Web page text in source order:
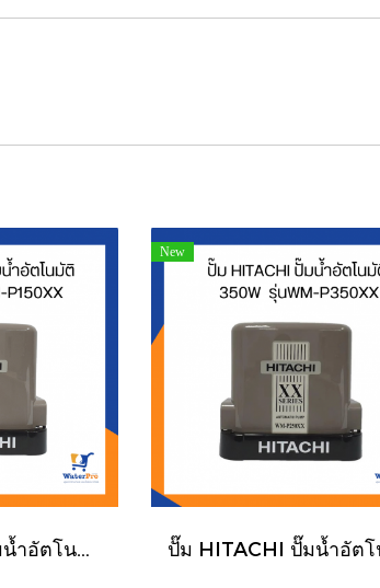
ปั๊ม HITACHI ปั๊มน้ำอัตโนมัติ 150W รุ่นWM-P150XX
New